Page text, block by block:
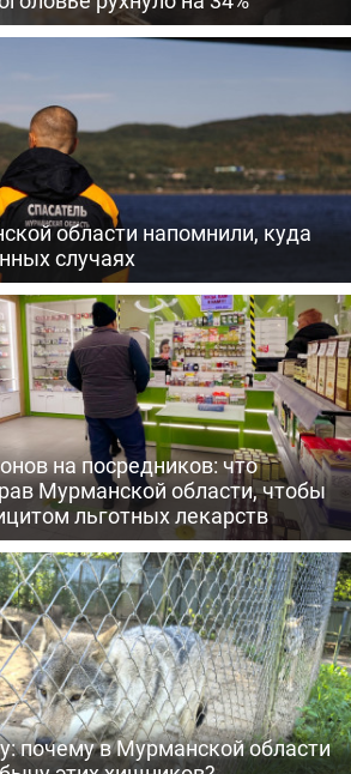
области напомнили, куда
случаях
на посредников: что
Мурманской области, чтобы
льготных лекарств
почему в Мурманской области